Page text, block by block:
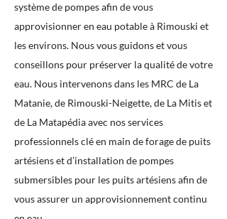
système de pompes afin de vous
approvisionner en eau potable à Rimouski et
les environs. Nous vous guidons et vous
conseillons pour préserver la qualité de votre
eau. Nous intervenons dans les MRC de La
Matanie, de Rimouski-Neigette, de La Mitis et
de La Matapédia avec nos services
professionnels clé en main de forage de puits
artésiens et d’installation de pompes
submersibles pour les puits artésiens afin de
vous assurer un approvisionnement continu